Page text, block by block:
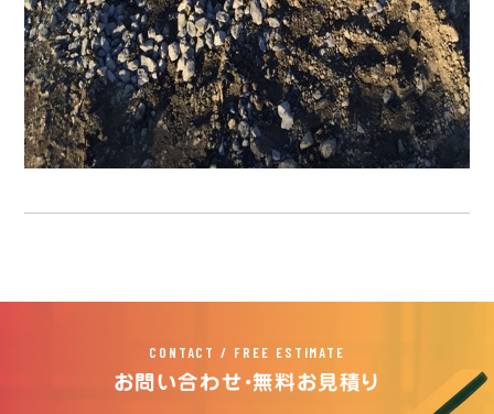
CONTACT / FREE ESTIMATE
お問い合わせ・無料お見積り